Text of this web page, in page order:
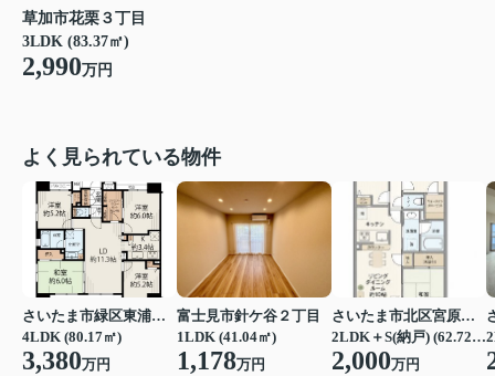
草加市花栗３丁目
3LDK (83.37㎡)
2,990万円
よく見られている物件
さいたま市緑区東浦和７丁目
4LDK (80.17㎡)
3,380万円
富士見市針ケ谷２丁目
1LDK (41.04㎡)
1,178万円
さいたま市北区宮原町４丁目
2LDK＋S(納戸) (62.72㎡)
2,000万円